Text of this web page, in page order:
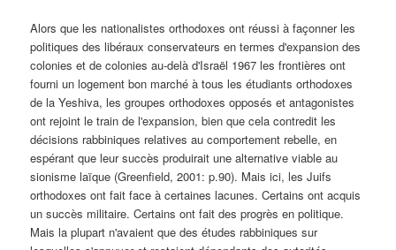
Alors que les nationalistes orthodoxes ont réussi à façonner les
politiques des libéraux conservateurs en termes d'expansion des
colonies et de colonies au-delà d'Israël 1967 les frontières ont
fourni un logement bon marché à tous les étudiants orthodoxes
de la Yeshiva, les groupes orthodoxes opposés et antagonistes
ont rejoint le train de l'expansion, bien que cela contredit les
décisions rabbiniques relatives au comportement rebelle, en
espérant que leur succès produirait une alternative viable au
sionisme laïque (Greenfield, 2001: p.90). Mais ici, les Juifs
orthodoxes ont fait face à certaines lacunes. Certains ont acquis
un succès militaire. Certains ont fait des progrès en politique.
Mais la plupart n'avaient que des études rabbiniques sur